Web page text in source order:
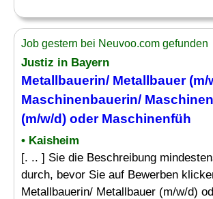
Job gestern bei Neuvoo.com gefunden
Justiz in Bayern
Metallbauerin/ Metallbauer (m/
Maschinenbauerin/
(m/w/d) oder Maschinenfüh
• Kaisheim
[. .. ] Sie die Beschreibung
durch, bevor Sie auf Bewerben
Metallbauerin/ Metallbauer (m/w/d)